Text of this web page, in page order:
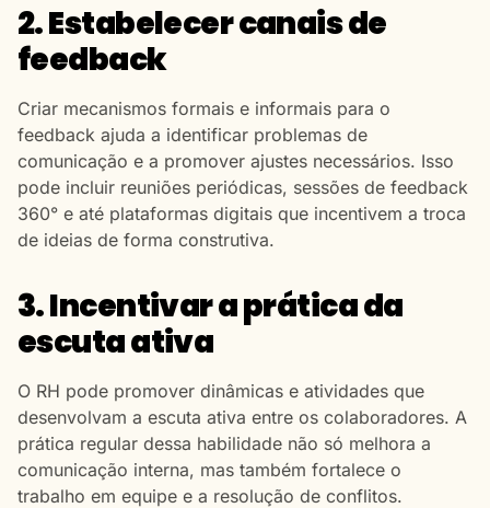
2. Estabelecer canais de
feedback
Criar mecanismos formais e informais para o
feedback ajuda a identificar problemas de
comunicação e a promover ajustes necessários. Isso
pode incluir reuniões periódicas, sessões de feedback
360° e até plataformas digitais que incentivem a troca
de ideias de forma construtiva.
3. Incentivar a prática da
escuta ativa
O RH pode promover dinâmicas e atividades que
desenvolvam a escuta ativa entre os colaboradores. A
prática regular dessa habilidade não só melhora a
comunicação interna, mas também fortalece o
trabalho em equipe e a resolução de conflitos.